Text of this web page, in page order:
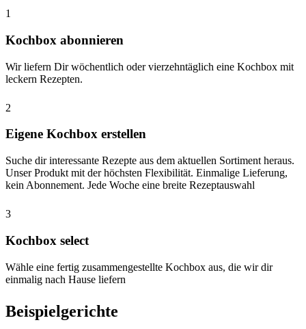
1
Kochbox abonnieren
Wir liefern Dir wöchentlich oder vierzehntäglich eine Kochbox mit
leckern Rezepten.
2
Eigene Kochbox erstellen
Suche dir interessante Rezepte aus dem aktuellen Sortiment heraus.
Unser Produkt mit der höchsten Flexibilität. Einmalige Lieferung,
kein Abonnement. Jede Woche eine breite Rezeptauswahl
3
Kochbox select
Wähle eine fertig zusammengestellte Kochbox aus, die wir dir
einmalig nach Hause liefern
Beispielgerichte